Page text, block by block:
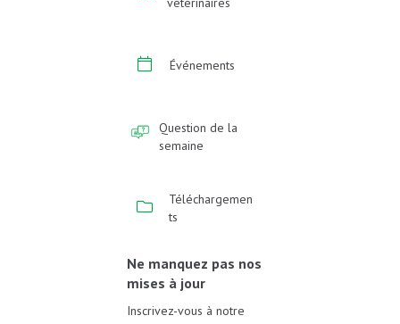
Événements
Question de la
semaine
Téléchargemen
ts
Ne manquez pas nos
mises à jour
Inscrivez-vous à notre